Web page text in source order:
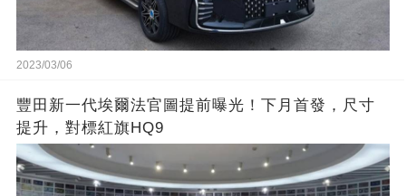
2023/03/06
豐田新一代埃爾法官圖提前曝光！下月首發，尺寸
提升，對標紅旗HQ9